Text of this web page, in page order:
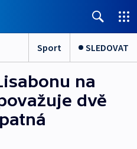
Sport SLEDOVAT
na
dvě